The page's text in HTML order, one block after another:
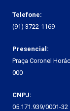
Telefone:
(91) 3722-1169
Presencial:
Praça Coronel
000
CNPJ:
05.171.939/0001-32